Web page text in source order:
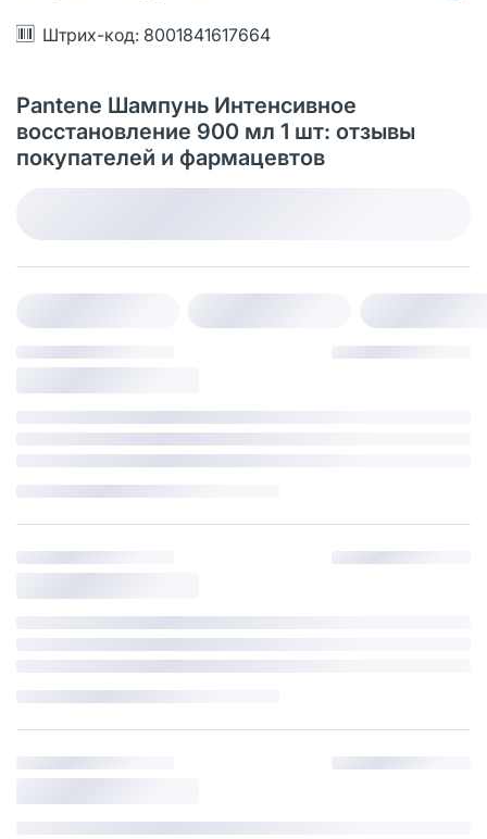
Штрих-код: 8001841617664
Pantene Шампунь Интенсивное
восстановление 900 мл 1 шт: отзывы
покупателей и фармацевтов